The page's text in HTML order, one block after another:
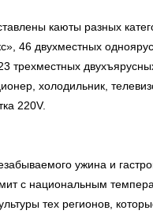
каюты разных
46 двухместных
трехместных
холодильник,
220V.
ужина и
с национальным
тех регионов,